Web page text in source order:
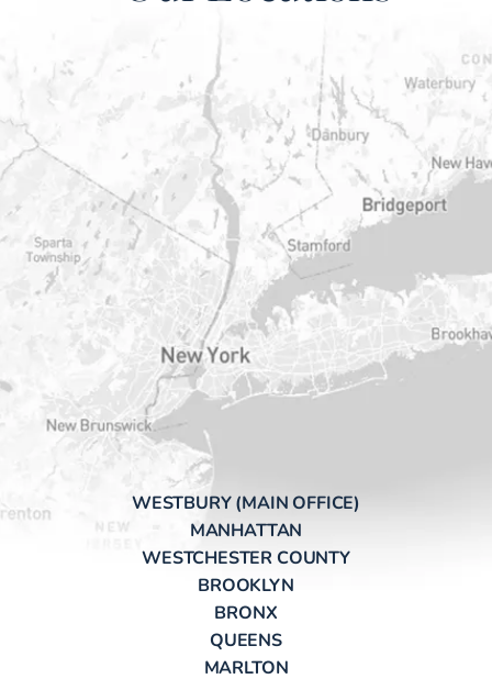
WESTBURY (MAIN OFFICE)
MANHATTAN
WESTCHESTER COUNTY
BROOKLYN
BRONX
QUEENS
MARLTON